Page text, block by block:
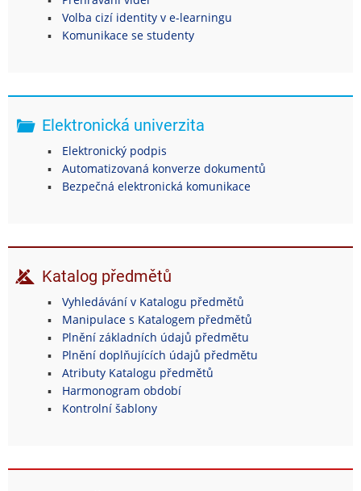
Volba cizí identity v e-learningu
Komunikace se studenty
Elektronická univerzita
Elektronický podpis
Automatizovaná konverze dokumentů
Bezpečná elektronická komunikace
Katalog předmětů
Vyhledávání v Katalogu předmětů
Manipulace s Katalogem předmětů
Plnění základních údajů předmětu
Plnění doplňujících údajů předmětu
Atributy Katalogu předmětů
Harmonogram období
Kontrolní šablony